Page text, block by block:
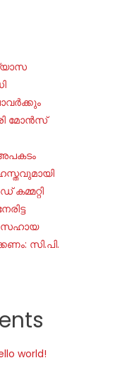
മോന്‍സ്
അപകടം
സഹായ
സി.പി.
world!